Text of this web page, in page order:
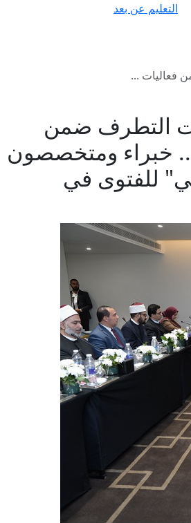
التعليم عن بعد
فعاليات ...
التطرف ضمن
خبراء ومتخصصون
للفتوى في